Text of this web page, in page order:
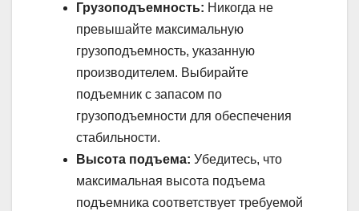
Грузоподъемность: Никогда не
превышайте максимальную
грузоподъемность, указанную
производителем. Выбирайте
подъемник с запасом по
грузоподъемности для обеспечения
стабильности.
Высота подъема: Убедитесь, что
максимальная высота подъема
подъемника соответствует требуемой